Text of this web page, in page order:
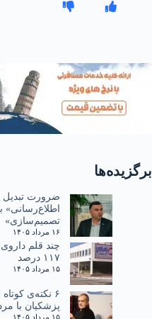
برگزیده‌ها
ضرورت تبدیل
اطلاع‌رسانی»
تصمیم‌سازی»
۱۶ مرداد ۱۴۰۵
۱۱۷ درصد
۱۵ مرداد ۱۴۰۵
پزشکیان با
۱۵ مرداد ۱۴۰۵